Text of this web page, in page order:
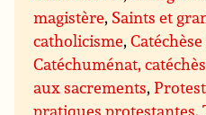
magistère, Saints et
catholicisme,
Catéchuménat,
aux sacrements,
pratiques protestantes,